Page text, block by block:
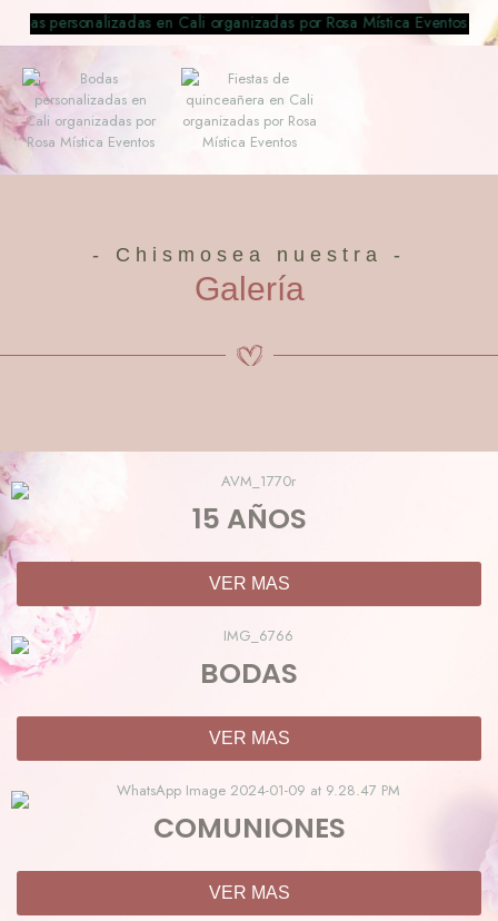
- Chismosea nuestra -
Galería
15 AÑOS
VER MAS
BODAS
VER MAS
COMUNIONES
VER MAS